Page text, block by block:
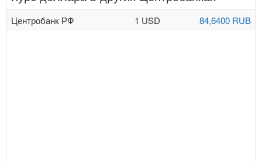
Центробанк РФ 1 USD 84,6400 RUB